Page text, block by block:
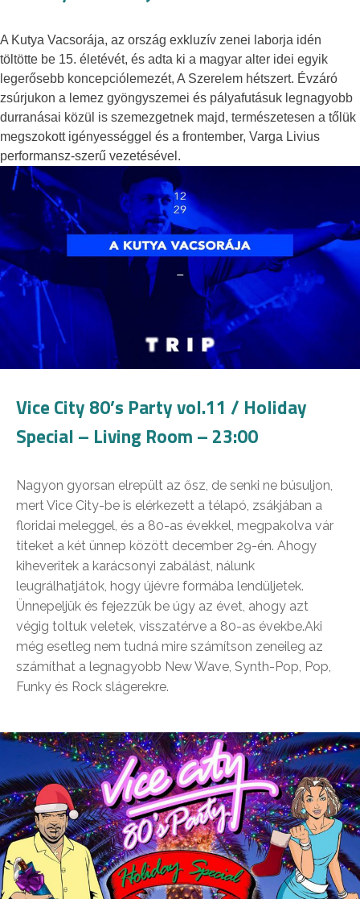
A Kutya Vacsorája, az ország exkluzív zenei laborja idén
töltötte be 15. életévét, és adta ki a magyar alter idei egyik
legerősebb koncepciólemezét, A Szerelem hétszert. Évzáró
zsúrjukon a lemez gyöngyszemei és pályafutásuk legnagyobb
durranásai közül is szemezgetnek majd, természetesen a tőlük
megszokott igényességgel és a frontember, Varga Livius
performansz-szerű vezetésével.
Vice City 80’s Party vol.11 / Holiday
Special – Living Room – 23:00
Nagyon gyorsan elrepült az ősz, de senki ne búsuljon,
mert Vice City-be is elérkezett a télapó, zsákjában a
floridai meleggel, és a 80-as évekkel, megpakolva vár
titeket a két ünnep között december 29-én. Ahogy
kiheveritek a karácsonyi zabálást, nálunk
leugrálhatjátok, hogy újévre formába lendüljetek.
Ünnepeljük és fejezzük be úgy az évet, ahogy azt
végig toltuk veletek, visszatérve a 80-as évekbe.Aki
még esetleg nem tudná mire számítson zeneileg az
számíthat a legnagyobb New Wave, Synth-Pop, Pop,
Funky és Rock slágerekre.